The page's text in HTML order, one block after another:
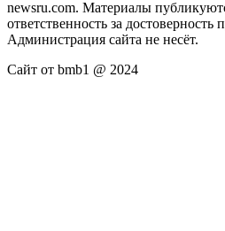
newsru.com. Материалы
ответственность за
Администрация сайта не несёт.
Сайт от bmb1 @ 2024